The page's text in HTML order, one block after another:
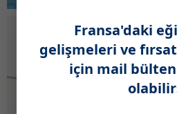
Fransa'daki
gelişmeleri ve
için mail